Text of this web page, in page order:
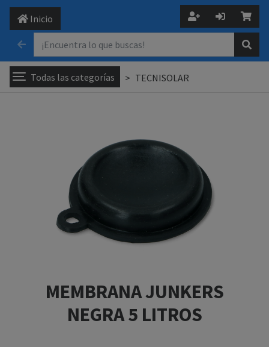
Inicio
Todas las categorías TECNISOLAR
MEMBRANA JUNKERS
NEGRA 5 LITROS